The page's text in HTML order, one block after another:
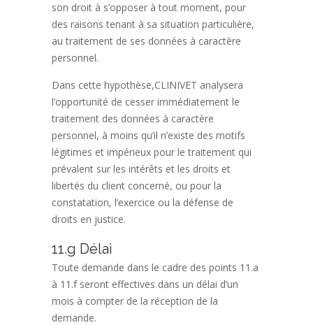
son droit à s’opposer à tout moment, pour
des raisons tenant à sa situation particulière,
au traitement de ses données à caractère
personnel.
Dans cette hypothèse,CLINIVET analysera
l’opportunité de cesser immédiatement le
traitement des données à caractère
personnel, à moins qu’il n’existe des motifs
légitimes et impérieux pour le traitement qui
prévalent sur les intérêts et les droits et
libertés du client concerné, ou pour la
constatation, l’exercice ou la défense de
droits en justice.
11.g Délai
Toute demande dans le cadre des points 11.a
à 11.f seront effectives dans un délai d’un
mois à compter de la réception de la
demande.